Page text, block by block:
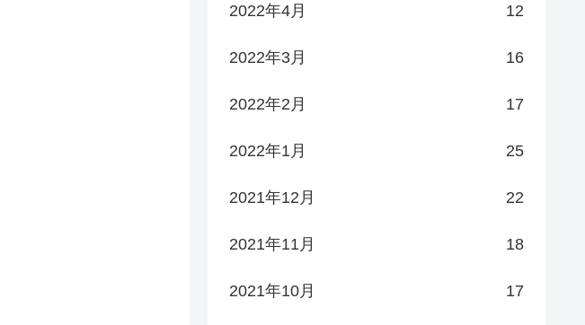
2022年4月 12
2022年3月 16
2022年2月 17
2022年1月 25
2021年12月 22
2021年11月 18
2021年10月 17